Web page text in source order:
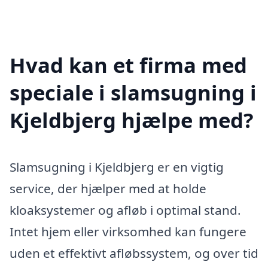
Hvad kan et firma med
speciale i slamsugning i
Kjeldbjerg hjælpe med?
Slamsugning i Kjeldbjerg er en vigtig
service, der hjælper med at holde
kloaksystemer og afløb i optimal stand.
Intet hjem eller virksomhed kan fungere
uden et effektivt afløbssystem, og over tid